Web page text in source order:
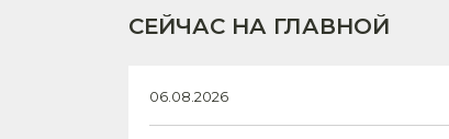
СЕЙЧАС НА ГЛАВНОЙ
06.08.2026